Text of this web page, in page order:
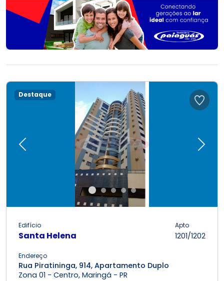
Previous Next
Destaque
Edifício
Santa Helena
Apto
1201/1202
Endereço
Rua Piratininga, 914, Apartamento Duplo
Zona 01 - Centro, Maringá - PR